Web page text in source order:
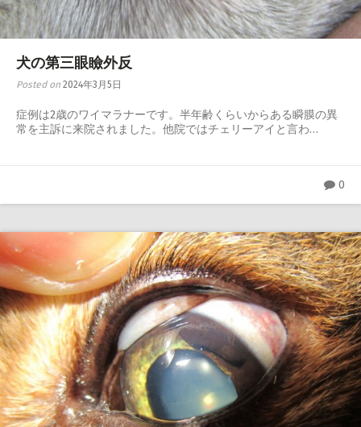
犬の第三眼瞼外反
Posted on 2024年3月5日
症例は2歳のワイマラナーです。半年齢くらいからある瞬膜の異
常を主訴に来院されました。他院ではチェリーアイと言わ…
0